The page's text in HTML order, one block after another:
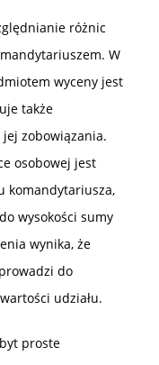
różnic
W
wyceny jest
także
zobowiązania.
osobowej jest
komandytariusza,
wysokości sumy
wynika, że
do
udziału.
proste